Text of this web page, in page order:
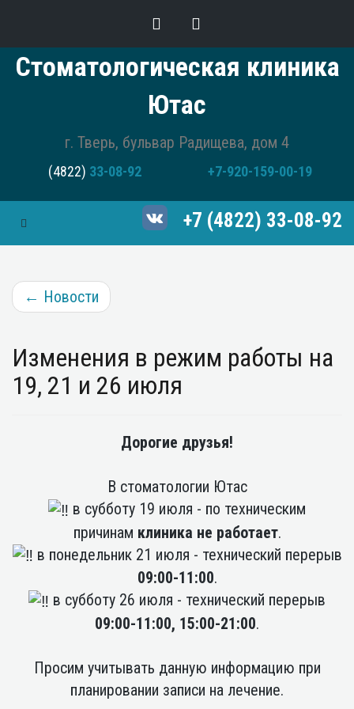
Стоматологическая клиника
Ютас
г. Тверь, бульвар Радищева, дом 4
(4822) 33-08-92 +7-920-159-00-19
Toggle Navigation +7 (4822) 33-08-92
← Новости
Изменения в режим работы на
19, 21 и 26 июля
Дорогие друзья!
В стоматологии Ютас
в субботу 19 июля - по техническим
причинам клиника не работает.
в понедельник 21 июля - технический перерыв
09:00-11:00.
в субботу 26 июля - технический перерыв
09:00-11:00, 15:00-21:00.
Просим учитывать данную информацию при
планировании записи на лечение.